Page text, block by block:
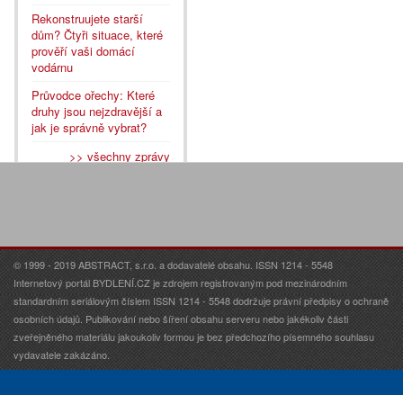
Rekonstruujete starší
dům? Čtyři situace, které
prověří vaši domácí
vodárnu
Průvodce ořechy: Které
druhy jsou nejzdravější a
jak je správně vybrat?
>> všechny zprávy
© 1999 - 2019 ABSTRACT, s.r.o. a dodavatelé obsahu. ISSN 1214 - 5548
Internetový portál BYDLENÍ.CZ je zdrojem registrovaným pod mezinárodním
standardním seriálovým číslem ISSN 1214 - 5548 dodržuje právní předpisy o ochraně
osobních údajů. Publikování nebo šíření obsahu serveru nebo jakékoliv části
zveřejněného materiálu jakoukoliv formou je bez předchozího písemného souhlasu
vydavatele zakázáno.